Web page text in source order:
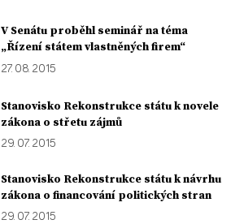
V Senátu proběhl seminář na téma
„Řízení státem vlastněných firem“
27. 08. 2015
Stanovisko Rekonstrukce státu k novele
zákona o střetu zájmů
29. 07. 2015
Stanovisko Rekonstrukce státu k návrhu
zákona o financování politických stran
29. 07. 2015